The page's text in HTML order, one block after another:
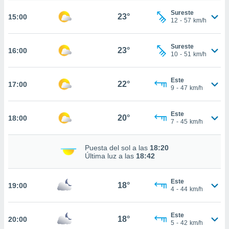
te
se
o
Puedes
acceder a
15:00 23°
Sureste
12 - 57 km/h
16:00 23°
Sureste
10 - 51 km/h
17:00 22°
Este
9 - 47 km/h
18:00 20°
Este
7 - 45 km/h
Puesta del sol a las 18:20
Última luz a las 18:42
19:00 18°
Este
4 - 44 km/h
20:00 18°
Este
5 - 42 km/h